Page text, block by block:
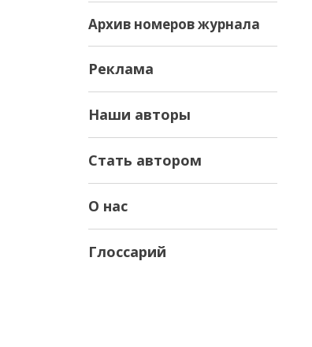
Архив номеров журнала
Реклама
Наши авторы
Стать автором
О нас
Глоссарий